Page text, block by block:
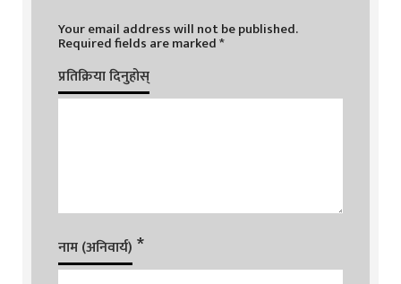
Your email address will not be published.
Required fields are marked*
प्रतिक्रिया दिनुहोस्
नाम (अनिवार्य) *